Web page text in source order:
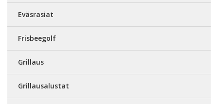
Eväsrasiat
Frisbeegolf
Grillaus
Grillausalustat